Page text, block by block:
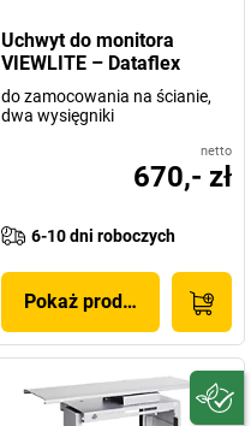
Uchwyt do monitora
VIEWLITE – Dataflex
do zamocowania na ścianie,
dwa wysięgniki
netto
670,- zł
6-10 dni roboczych
Pokaż produkt